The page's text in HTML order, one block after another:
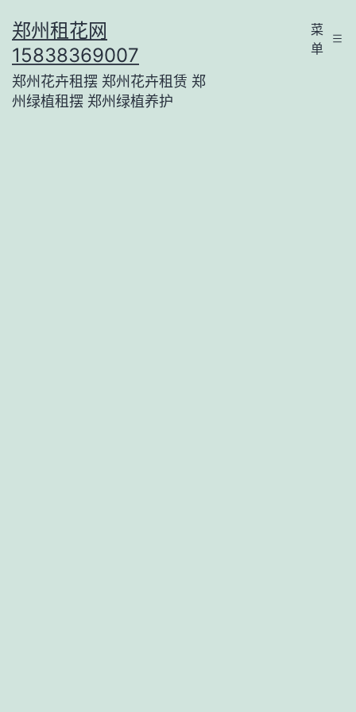
至
内
容
郑州租花网
15838369007
郑州花卉租摆 郑州花卉租赁 郑
州绿植租摆 郑州绿植养护
菜
单